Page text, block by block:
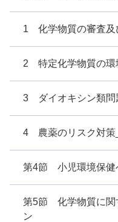
1 化学物質の審査及
2 特定化学物質の環
3 ダイオキシン類問
4 農薬のリスク対策
第4節 小児環境保健
第5節 化学物質に関
ン